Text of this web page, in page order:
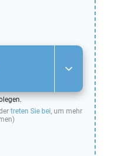
treten Sie bei, um mehr